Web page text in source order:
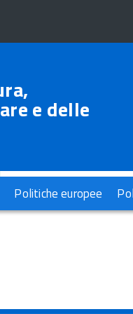
e delle
Politiche europee